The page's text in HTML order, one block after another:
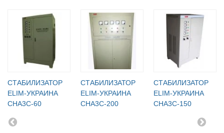
СТАБИЛИЗАТОР
ELIM-УКРАИНА
СНА3С-60
СТАБИЛИЗАТОР
ELIM-УКРАИНА
СНА3С-200
СТАБИЛИЗАТОР
ELIM-УКРАИНА
СНА3С-150